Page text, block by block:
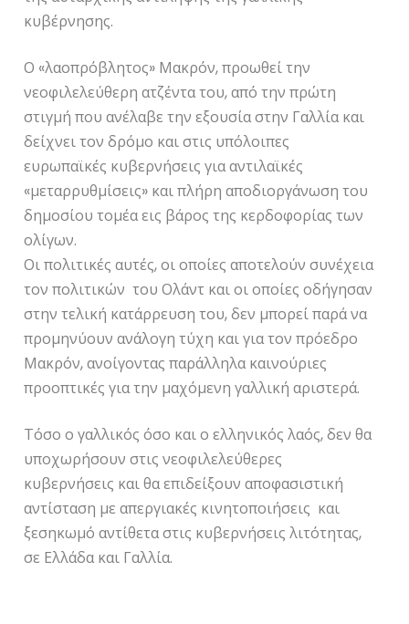
κυβέρνησης.
Ο «λαοπρόβλητος» Μακρόν, προωθεί την
νεοφιλελεύθερη ατζέντα του, από την πρώτη
στιγμή που ανέλαβε την εξουσία στην Γαλλία και
δείχνει τον δρόμο και στις υπόλοιπες
ευρωπαϊκές κυβερνήσεις για αντιλαϊκές
«μεταρρυθμίσεις» και πλήρη αποδιοργάνωση του
δημοσίου τομέα εις βάρος της κερδοφορίας των
ολίγων.
Οι πολιτικές αυτές, οι οποίες αποτελούν συνέχεια
τον πολιτικών του Ολάντ και οι οποίες οδήγησαν
στην τελική κατάρρευση του, δεν μπορεί παρά να
προμηνύουν ανάλογη τύχη και για τον πρόεδρο
Μακρόν, ανοίγοντας παράλληλα καινούριες
προοπτικές για την μαχόμενη γαλλική αριστερά.
Τόσο ο γαλλικός όσο και ο ελληνικός λαός, δεν θα
υποχωρήσουν στις νεοφιλελεύθερες
κυβερνήσεις και θα επιδείξουν αποφασιστική
αντίσταση με απεργιακές κινητοποιήσεις και
ξεσηκωμό αντίθετα στις κυβερνήσεις λιτότητας,
σε Ελλάδα και Γαλλία.